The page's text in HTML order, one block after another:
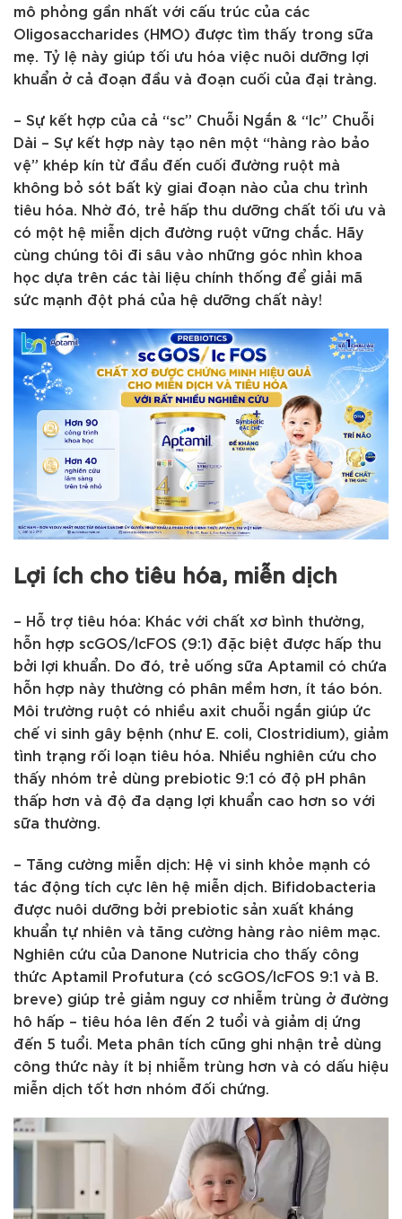
mô phỏng gần nhất với cấu trúc của các
Oligosaccharides (HMO) được tìm thấy trong sữa
mẹ. Tỷ lệ này giúp tối ưu hóa việc nuôi dưỡng lợi
khuẩn ở cả đoạn đầu và đoạn cuối của đại tràng.
– Sự kết hợp của cả “sc” Chuỗi Ngắn & “lc” Chuỗi
Dài – Sự kết hợp này tạo nên một “hàng rào bảo
vệ” khép kín từ đầu đến cuối đường ruột mà
không bỏ sót bất kỳ giai đoạn nào của chu trình
tiêu hóa. Nhờ đó, trẻ hấp thu dưỡng chất tối ưu và
có một hệ miễn dịch đường ruột vững chắc. Hãy
cùng chúng tôi đi sâu vào những góc nhìn khoa
học dựa trên các tài liệu chính thống để giải mã
sức mạnh đột phá của hệ dưỡng chất này!
Lợi ích cho tiêu hóa, miễn dịch
– Hỗ trợ tiêu hóa: Khác với chất xơ bình thường,
hỗn hợp scGOS/lcFOS (9:1) đặc biệt được hấp thu
bởi lợi khuẩn. Do đó, trẻ uống sữa Aptamil có chứa
hỗn hợp này thường có phân mềm hơn, ít táo bón.
Môi trường ruột có nhiều axit chuỗi ngắn giúp ức
chế vi sinh gây bệnh (như E. coli, Clostridium), giảm
tình trạng rối loạn tiêu hóa. Nhiều nghiên cứu cho
thấy nhóm trẻ dùng prebiotic 9:1 có độ pH phân
thấp hơn và độ đa dạng lợi khuẩn cao hơn so với
sữa thường.
– Tăng cường miễn dịch: Hệ vi sinh khỏe mạnh có
tác động tích cực lên hệ miễn dịch. Bifidobacteria
được nuôi dưỡng bởi prebiotic sản xuất kháng
khuẩn tự nhiên và tăng cường hàng rào niêm mạc.
Nghiên cứu của Danone Nutricia cho thấy công
thức Aptamil Profutura (có scGOS/lcFOS 9:1 và B.
breve) giúp trẻ giảm nguy cơ nhiễm trùng ở đường
hô hấp – tiêu hóa lên đến 2 tuổi và giảm dị ứng
đến 5 tuổi. Meta phân tích cũng ghi nhận trẻ dùng
công thức này ít bị nhiễm trùng hơn và có dấu hiệu
miễn dịch tốt hơn nhóm đối chứng.